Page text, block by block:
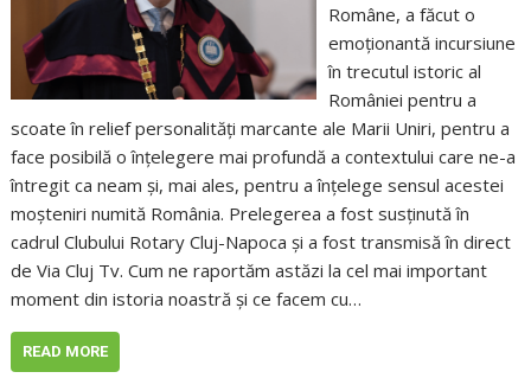
Române, a făcut o
emoționantă incursiune
în trecutul istoric al
României pentru a
scoate în relief personalități marcante ale Marii Uniri, pentru a
face posibilă o înțelegere mai profundă a contextului care ne-a
întregit ca neam și, mai ales, pentru a înțelege sensul acestei
moșteniri numită România. Prelegerea a fost susținută în
cadrul Clubului Rotary Cluj-Napoca și a fost transmisă în direct
de Via Cluj Tv. Cum ne raportăm astăzi la cel mai important
moment din istoria noastră și ce facem cu…
READ MORE